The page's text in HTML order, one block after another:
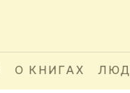
О КНИГАХ